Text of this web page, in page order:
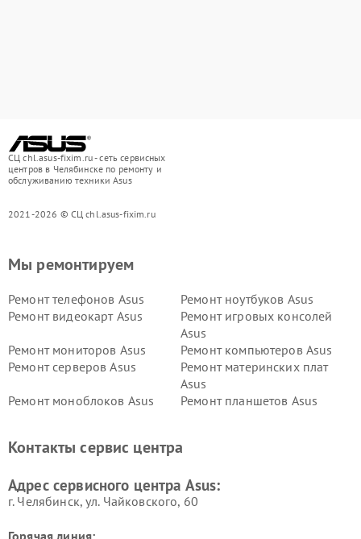
СЦ chl.asus-fixim.ru - сеть сервисных
центров в Челябинске по ремонту и
обслуживанию техники Asus
2021-2026 © СЦ chl.asus-fixim.ru
Мы ремонтируем
Ремонт телефонов Asus
Ремонт ноутбуков Asus
Ремонт видеокарт Asus
Ремонт игровых консолей
Asus
Ремонт мониторов Asus
Ремонт компьютеров Asus
Ремонт серверов Asus
Ремонт материнских плат
Asus
Ремонт моноблоков Asus
Ремонт планшетов Asus
Контакты сервис центра
Адрес сервисного центра Asus:
г. Челябинск, ул. Чайковского, 60